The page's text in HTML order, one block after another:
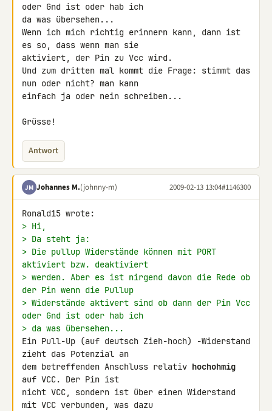
oder Gnd ist oder hab ich
da was übersehen...
Wenn ich mich richtig erinnern kann, dann ist
es so, dass wenn man sie
aktiviert, der Pin zu Vcc wird.
Und zum dritten mal kommt die Frage: stimmt das
nun oder nicht? man kann
einfach ja oder nein schreiben...
Grüsse!
Antwort
JM Johannes M.(johnny-m) 2009-02-13 13:04#1146300
> Hi,
> Da steht ja:
> Die pullup Widerstände können mit PORT
aktiviert bzw. deaktiviert
> werden. Aber es ist nirgend davon die Rede ob
der Pin wenn die Pullup
> Widerstände aktivert sind ob dann der Pin Vcc
oder Gnd ist oder hab ich
> da was übersehen...
Ein Pull-Up (auf deutsch Zieh-hoch) -Widerstand
zieht das Potenzial an
dem betreffenden Anschluss relativ hochohmig
auf VCC. Der Pin ist
nicht VCC, sondern ist über einen Widerstand
mit VCC verbunden, was dazu